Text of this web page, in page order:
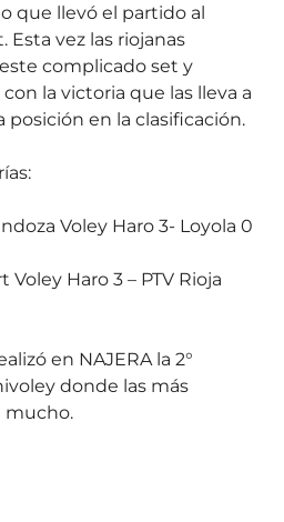
que llevó el partido al
vez las riojanas
complicado set y
la victoria que las lleva a
posición en la clasificación.
Voley Haro 3- Loyola 0
Voley Haro 3 – PTV Rioja
en NAJERA la 2°
donde las más
mucho.